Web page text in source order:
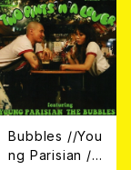
Bubbles //You
ng Parisian / T